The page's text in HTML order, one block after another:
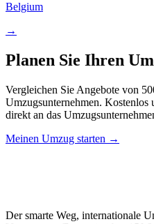
Belgium
→
Planen Sie Ihren
Vergleichen Sie Angebote von
Umzugsunternehmen.
direkt an das
Meinen Umzug starten →
Der smarte Weg, internationale